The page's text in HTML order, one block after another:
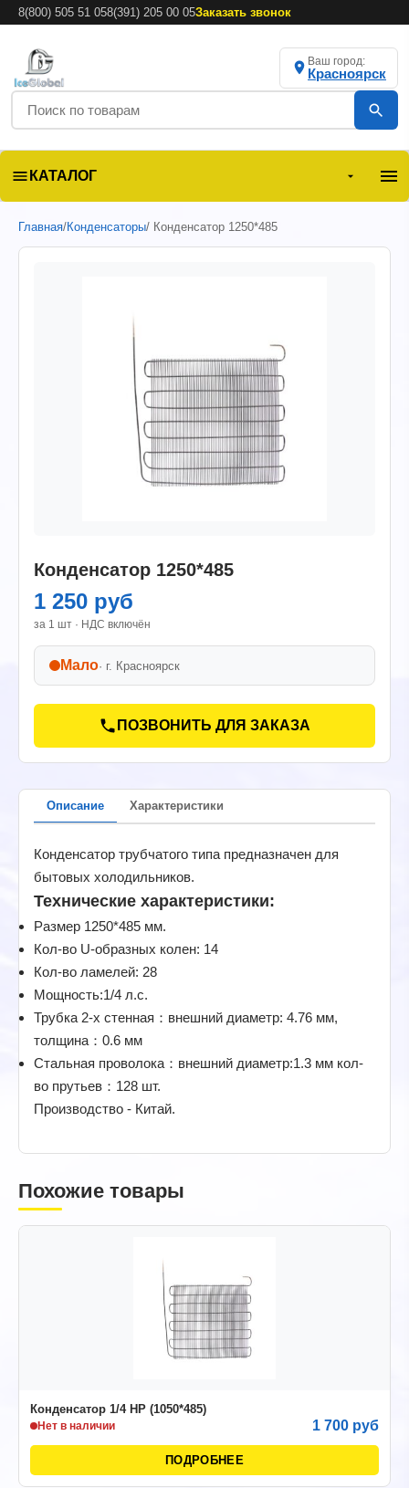
8(800) 505 51 058(391) 205 00 05Заказать звонок
Ваш город:
Красноярск
КАТАЛОГ
Главная/Конденсаторы/ Конденсатор 1250*485
Конденсатор 1250*485
1 250 руб
за 1 шт · НДС включён
Мало· г. Красноярск
ПОЗВОНИТЬ ДЛЯ ЗАКАЗА
Описание Характеристики
Конденсатор трубчатого типа предназначен для
бытовых холодильников.
Технические характеристики:
Размер 1250*485 мм.
Кол-во U-образных колен: 14
Кол-во ламелей: 28
Мощность:1/4 л.с.
Трубка 2-х стенная：внешний диаметр: 4.76 мм,
толщина：0.6 мм
Стальная проволока：внешний диаметр:1.3 мм кол-
во прутьев：128 шт.
Производство - Китай.
Похожие товары
Конденсатор 1/4 НР (1050*485)
Нет в наличии 1 700 руб
ПОДРОБНЕЕ